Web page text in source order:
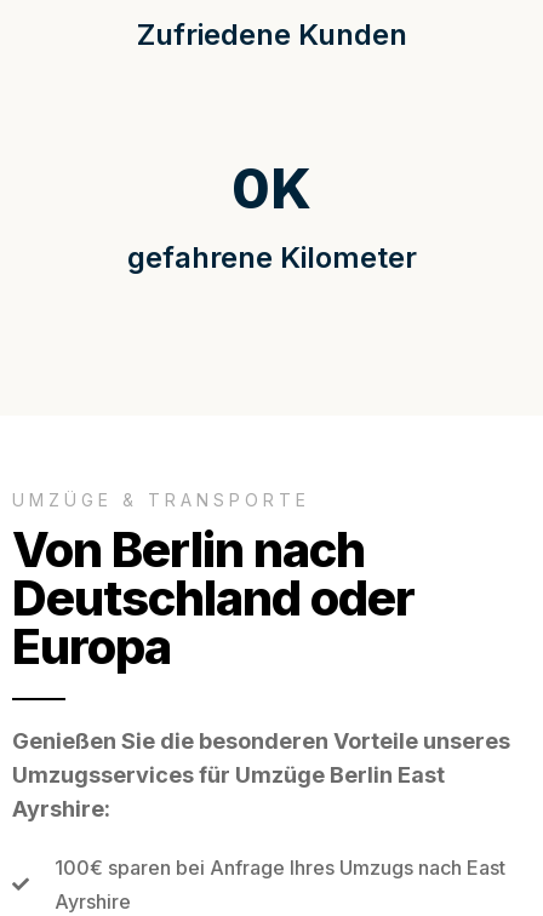
Zufriedene Kunden
gefahrene Kilometer
0K
UMZÜGE & TRANSPORTE
Von Berlin nach
Deutschland oder
Europa
Genießen Sie die besonderen Vorteile unseres
Umzugsservices für Umzüge Berlin East
Ayrshire:
100€ sparen bei Anfrage Ihres Umzugs nach East
Ayrshire